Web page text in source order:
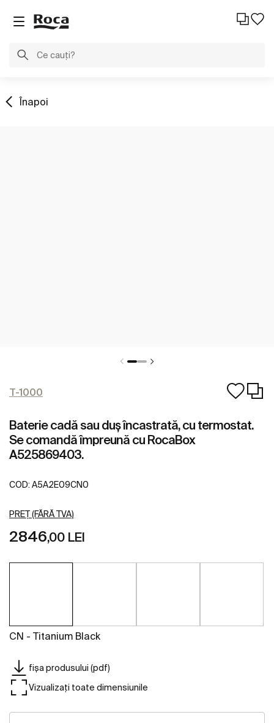
Înapoi
T-1000
Baterie cadă sau duș încastrată, cu termostat.
Se comandă împreună cu RocaBox
A525869403.
COD: A5A2E09CN0
PREȚ (FĂRĂ TVA)
2846,00 LEI
CN - Titanium Black
fișa produsului (pdf)
Vizualizați toate dimensiunile